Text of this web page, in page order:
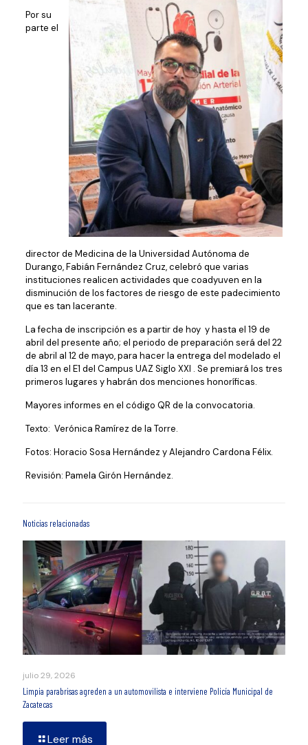
Por su
parte el
director de Medicina de la Universidad Autónoma de
Durango, Fabián Fernández Cruz, celebró que varias
instituciones realicen actividades que coadyuven en la
disminución de los factores de riesgo de este padecimiento
que es tan lacerante.
La fecha de inscripción es a partir de hoy y hasta el 19 de
abril del presente año; el periodo de preparación será del 22
de abril al 12 de mayo, para hacer la entrega del modelado el
día 13 en el E1 del Campus UAZ Siglo XXI . Se premiará los tres
primeros lugares y habrán dos menciones honoríficas.
Mayores informes en el código QR de la convocatoria.
Texto: Verónica Ramírez de la Torre.
Fotos: Horacio Sosa Hernández y Alejandro Cardona Félix.
Revisión: Pamela Girón Hernández.
Noticias relacionadas
julio 29, 2026
Limpia parabrisas agreden a un automovilista e interviene Policía Municipal de
Zacatecas
Leer más